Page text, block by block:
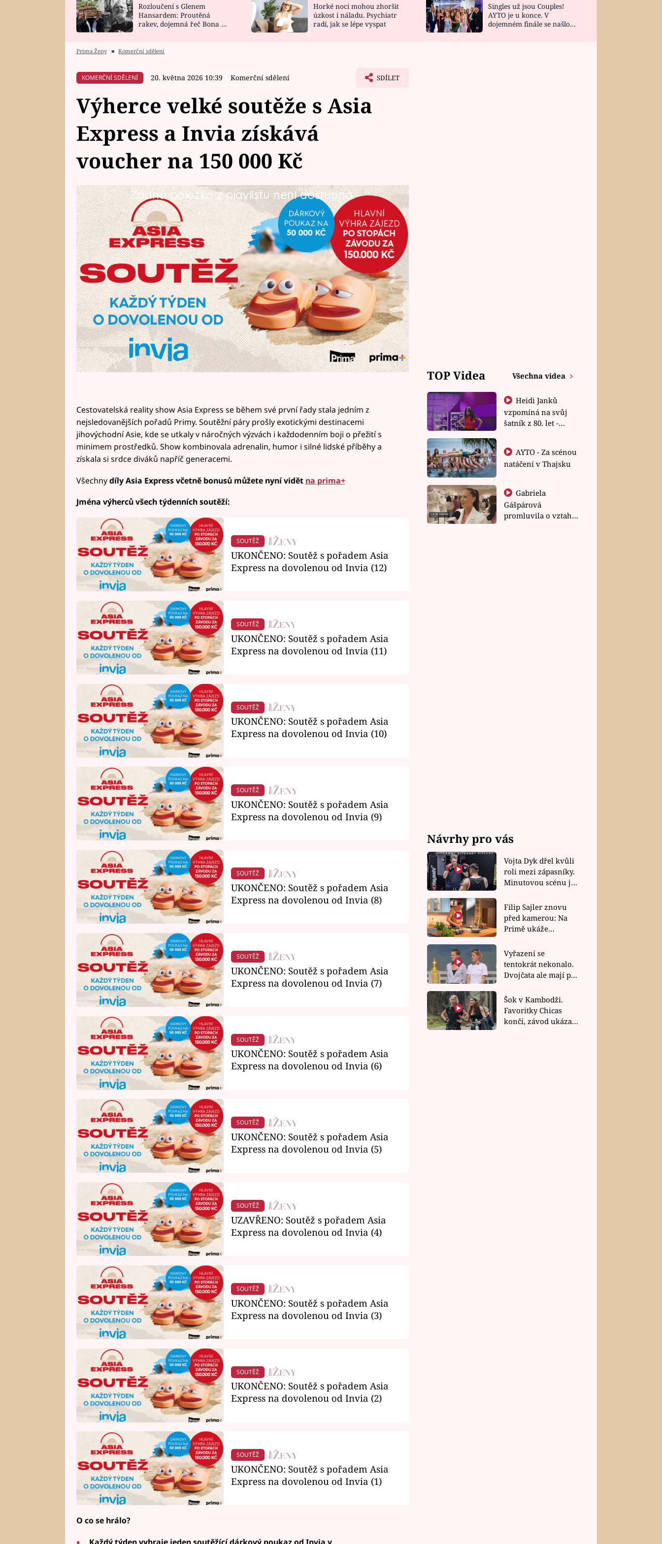
HOROSKOP NA
CELEBRITY
VAŘENÍ
NOVINKY
VIDEORECEPTY
ZAHRADA
DESIGN
Rozloučení s Glenem
Hansardem: Proutěná
rakev, dojemná řeč Bona a
Horké noci mohou zhoršit
úzkost i náladu. Psychiatr
radí, jak se lépe vyspat
Singles už jsou Couples!
AYTO je u konce. V
dojemném finále se našlo
Prima Ženy ■ Komerční sdělení
KOMERČNÍ SDĚLENÍ 20. května 2026 10:39 Komerční sdělení SDÍLET
Výherce velké soutěže s Asia
Express a Invia získává
voucher na 150 000 Kč
Žádná položka z playlistu není dostupná.
Společně s cestovní agenturou Invia a reality show Asia Express mohli
diváci celkem dvanáct týdnů soutěžit o dovolenou snů. Hlavní výhru v
hodnotě 150 000 Kč získává: Ctibor Ustohal, Brno.
Cestovatelská reality show Asia Express se během své první řady stala jedním z
nejsledovanějších pořadů Primy. Soutěžní páry prošly exotickými destinacemi
jihovýchodní Asie, kde se utkaly v náročných výzvách i každodenním boji o přežití s
minimem prostředků. Show kombinovala adrenalin, humor i silné lidské příběhy a
získala si srdce diváků napříč generacemi.
Všechnydíly Asia Express včetně bonusů můžete nyní vidět na prima+
Jména výherců všech týdenních soutěží:
SOUTĚŽ
UKONČENO: Soutěž s pořadem Asia
Express na dovolenou od Invia (12)
SOUTĚŽ
UKONČENO: Soutěž s pořadem Asia
Express na dovolenou od Invia (11)
SOUTĚŽ
UKONČENO: Soutěž s pořadem Asia
Express na dovolenou od Invia (10)
SOUTĚŽ
UKONČENO: Soutěž s pořadem Asia
Express na dovolenou od Invia (9)
SOUTĚŽ
UKONČENO: Soutěž s pořadem Asia
Express na dovolenou od Invia (8)
SOUTĚŽ
UKONČENO: Soutěž s pořadem Asia
Express na dovolenou od Invia (7)
SOUTĚŽ
UKONČENO: Soutěž s pořadem Asia
Express na dovolenou od Invia (6)
SOUTĚŽ
UKONČENO: Soutěž s pořadem Asia
Express na dovolenou od Invia (5)
SOUTĚŽ
UZAVŘENO: Soutěž s pořadem Asia
Express na dovolenou od Invia (4)
SOUTĚŽ
UKONČENO: Soutěž s pořadem Asia
Express na dovolenou od Invia (3)
SOUTĚŽ
UKONČENO: Soutěž s pořadem Asia
Express na dovolenou od Invia (2)
SOUTĚŽ
UKONČENO: Soutěž s pořadem Asia
Express na dovolenou od Invia (1)
O co se hrálo?
TOP Videa Všechna videa
Heidi Janků
vzpomíná na svůj
šatník z 80. let -
natáčení v Thajsku
Gabriela
Gášpárová
promluvila o vztahu
Návrhy pro vás
Vojta Dyk dřel kvůli
roli mezi zápasníky.
Minutovou scénu jel
Filip Sajler znovu
před kamerou: Na
Primě ukáže
rychlé recepty
Vyřazení se
tentokrát nekonalo.
Dvojčata ale mají po
závodu nůž na krku
Šok v Kambodži.
Favoritky Chicas
končí, závod ukázal